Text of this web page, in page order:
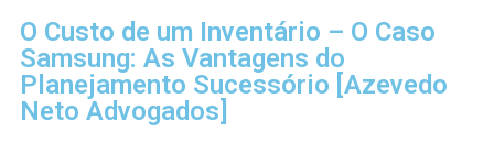
O Custo de um Inventário – O Caso
Samsung: As Vantagens do
Planejamento Sucessório [Azevedo
Neto Advogados]